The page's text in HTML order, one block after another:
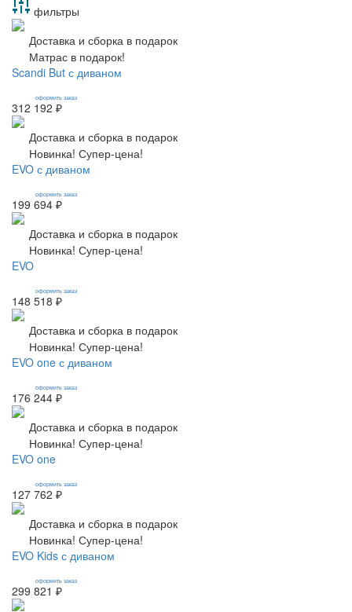
фильтры
Доставка и сборка в подарок
Матрас в подарок!
Scandi But с диваном
оформить заказ
312 192 ₽
Доставка и сборка в подарок
Новинка! Супер-цена!
EVO с диваном
оформить заказ
199 694 ₽
Доставка и сборка в подарок
Новинка! Супер-цена!
EVO
оформить заказ
148 518 ₽
Доставка и сборка в подарок
Новинка! Супер-цена!
EVO one с диваном
оформить заказ
176 244 ₽
Доставка и сборка в подарок
Новинка! Супер-цена!
EVO one
оформить заказ
127 762 ₽
Доставка и сборка в подарок
Новинка! Супер-цена!
EVO Kids с диваном
оформить заказ
299 821 ₽